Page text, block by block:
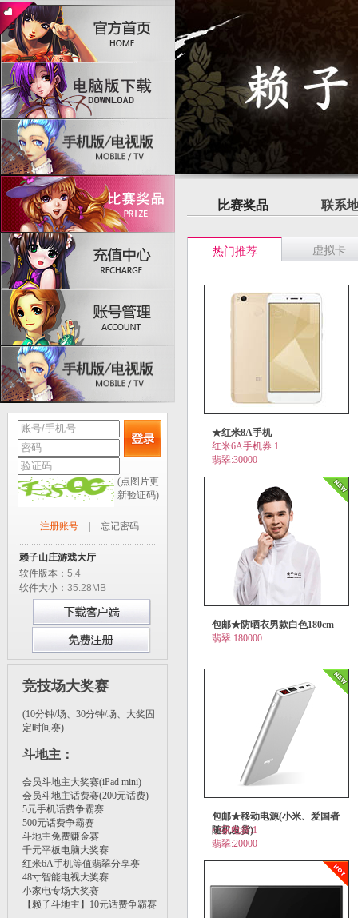
(点图片更
新验证码)
注册账号 忘记密码
赖子山庄游戏大厅
软件版本： 5.4
软件大小： 35.28MB
竞技场大奖赛
(10分钟/场、30分钟/场、大奖固
定时间赛)
斗地主：
会员斗地主大奖赛(iPad mini)
会员斗地主话费赛(200元话费)
5元手机话费争霸赛
500元话费争霸赛
斗地主免费赚金赛
千元平板电脑大奖赛
红米6A手机等值翡翠分享赛
48寸智能电视大奖赛
小家电专场大奖赛
【赖子斗地主】10元话费争霸赛
比赛奖品 联系
热门推荐 虚拟卡
★红米8A手机
红米6A手机券:1
翡翠:30000
包邮★防晒衣男款白色180cm
翡翠:180000
包邮★移动电源(小米、爱国者
随机发货)
小家电券:1
翡翠:20000